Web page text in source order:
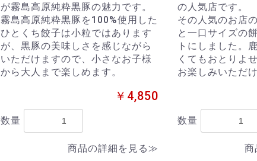
が霧島高原純粋黒豚の魅力です。
霧島高原純粋黒豚を100%使用した
ひとくち餃子は小粒ではあります
が、黒豚の美味しさを感じながら
いただけますので、小さなお子様
から大人まで楽しめます。
￥4,850
数量
商品の詳細を見る≫
の人気店です。
その人気のお店
と一口サイズの
トにしました。
くてもおとりよ
お楽しみいただけ
数量
商